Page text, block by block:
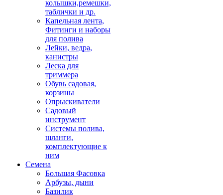
колышки,ремешки,
таблички и др.
Капельная лента,
Фитинги и наборы
для полива
Лейки, ведра,
канистры
Леска для
триммера
Обувь садовая,
корзины
Опрыскиватели
Садовый
инструмент
Системы полива,
шланги,
комплектующие к
ним
Семена
Большая Фасовка
Арбузы, дыни
Базилик